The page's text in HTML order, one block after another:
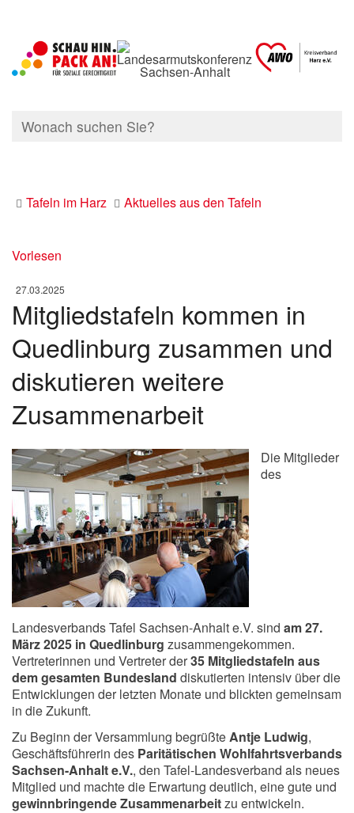
Tafeln im Harz Aktuelles aus den Tafeln
Vorlesen
27.03.2025
Mitgliedstafeln kommen in
Quedlinburg zusammen und
diskutieren weitere
Zusammenarbeit
Die Mitglieder
des
Landesverbands Tafel Sachsen-Anhalt e.V. sind am 27.
März 2025 in Quedlinburg zusammengekommen.
Vertreterinnen und Vertreter der35 Mitgliedstafeln aus
dem gesamten Bundesland diskutierten intensiv über die
Entwicklungen der letzten Monate und blickten gemeinsam
in die Zukunft.
Zu Beginn der Versammlung begrüßteAntje Ludwig,
Geschäftsführerin des Paritätischen Wohlfahrtsverbands
Sachsen-Anhalt e.V., den Tafel-Landesverband als neues
Mitglied und machte die Erwartung deutlich, eine gute und
gewinnbringende Zusammenarbeitzu entwickeln.